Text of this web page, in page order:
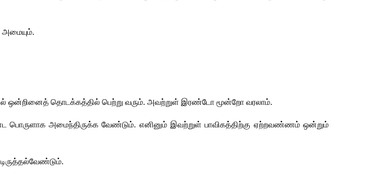
அமையும்.
ஒன்றினைத் தொடக்கத்தில் பெற்று வரும். அவற்றுள் இரண்டோ மூன்றோ வரலாம்.
பொருளாக அமைந்திருக்க வேண்டும். எனினும் இவற்றுள் பாவிகத்திற்கு ஏற்றவண்ணம் ஒன்றும்